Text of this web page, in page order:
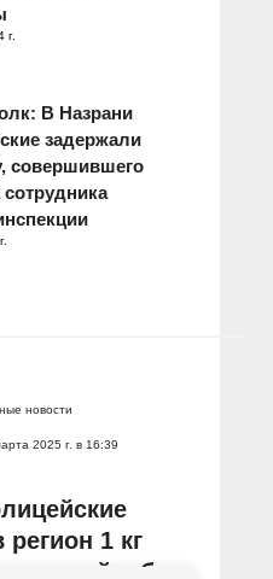
г.
В Назрани
задержали
совершившего
сотрудника
новости
2025 г. в 16:39
1 кг
в баке